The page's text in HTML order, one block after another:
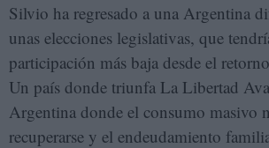
Silvio ha regresado a una Argentina
unas elecciones legislativas, que
participación más baja desde el
Un país donde triunfa La Libertad
Argentina donde el consumo masivo
recuperarse y el endeudamiento